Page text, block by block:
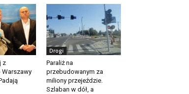
z
Drogi
Paraliż na
przebudowanym za
miliony przejeździe.
Szlaban w dół, a